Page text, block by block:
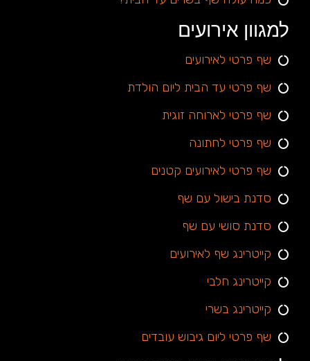
למגוון אירועים
שף פרטי לאירועים
שף פרטי עד הבית ליום הולדת
שף פרטי לארוחה זוגית
שף פרטי לחתונה
שף פרטי לאירועים קטנים
סדנת בישול עם שף
סדנת סושי עם שף
קייטרינג שף לאירועים
קייטרינג חלבי
קייטרינג בשרי
שף פרטי ליום גיבוש עובדים